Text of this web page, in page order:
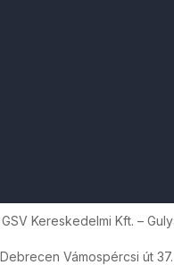
Kereskedelmi Kft. –
Vámospércsi út